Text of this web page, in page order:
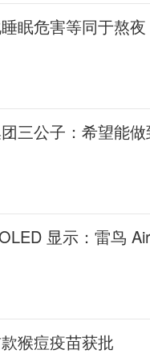
眠危害等同于熬
三公子：希望能
显示：雷鸟
猴痘疫苗获批